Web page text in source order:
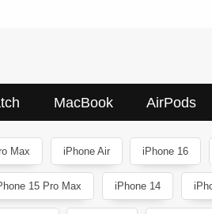
MacBook AirPods
Max iPhone Air iPhone 16
15 Pro Max iPhone 14